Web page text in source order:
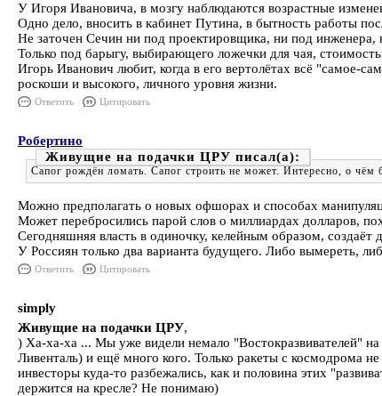
У Игоря Ивановича, в мозгу наблюдаются возрастные
Одно дело, вносить в кабинет Путина, в бытность работы
Не заточен Сечин ни под проектировщика, ни под инженера,
Только под барыгу, выбирающего ложечки для чая,
Игорь Иванович любит, когда в его вертолётах всё "самое-
роскоши и высокого, личного уровня жизни.
Ответить Цитировать
Робертино
Живущие на подачки ЦРУ
Сапог рождён ломать. Сапог строить не может. Интересно, о чём
Можно предполагать о новых офшорах и способах
Может перебросились парой слов о миллиардах долларов,
Сегодняшняя власть в одиночку, келейным образом,
У Россиян только два варианта будущего. Либо вымереть,
Ответить Цитировать
simply
Живущие на подачки ЦРУ,
) Ха-ха-ха ... Мы уже видели немало "Востокразвивателей"
Ливенталь) и ещё много кого. Только ракеты с космодрома
инвесторы куда-то разбежались, как и половина этих
держится на кресле? Не понимаю)